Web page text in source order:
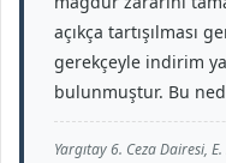
açıkça tartışılması
gerekçeyle indirim
bulunmuştur. Bu
Yargıtay 6. Ceza Dairesi,